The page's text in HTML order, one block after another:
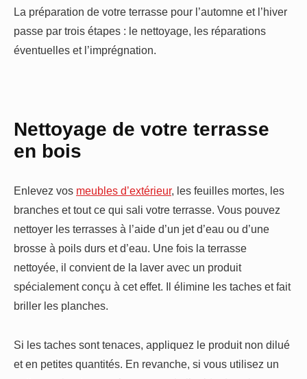
La préparation de votre terrasse pour l’automne et l’hiver
passe par trois étapes : le nettoyage, les réparations
éventuelles et l’imprégnation.
Nettoyage de votre terrasse
en bois
Enlevez vos meubles d’extérieur, les feuilles mortes, les
branches et tout ce qui sali votre terrasse. Vous pouvez
nettoyer les terrasses à l’aide d’un jet d’eau ou d’une
brosse à poils durs et d’eau. Une fois la terrasse
nettoyée, il convient de la laver avec un produit
spécialement conçu à cet effet. Il élimine les taches et fait
briller les planches.
Si les taches sont tenaces, appliquez le produit non dilué
et en petites quantités. En revanche, si vous utilisez un